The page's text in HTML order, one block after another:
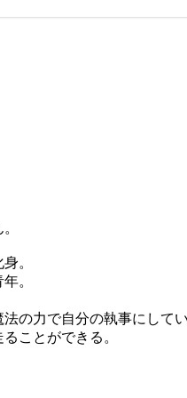
。
。
の力で自分の執事にして
ことができる。